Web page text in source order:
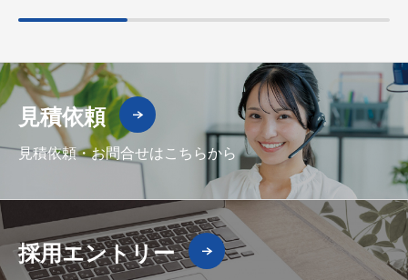
見積依頼
見積依頼・お問合せはこちらから
採用エントリー